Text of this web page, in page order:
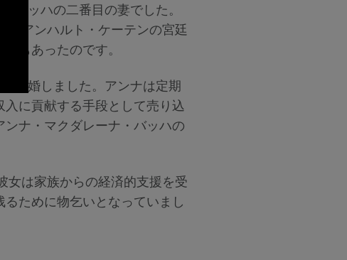
バッハの二番目の妻でした。
、アンハルト・ケーテンの宮廷
もあったのです。
結婚しました。アンナは定期
に貢献する手段として売り込
ナ・マクダレーナ・バッハの
女は家族からの経済的支援を受
ために物乞いとなっていまし